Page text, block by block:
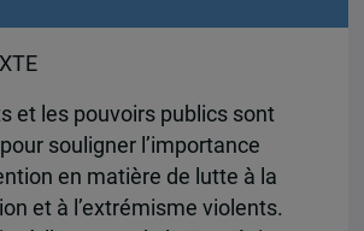
et les pouvoirs publics sont
souligner l’importance
en matière de lutte à la
et à l’extrémisme violents.